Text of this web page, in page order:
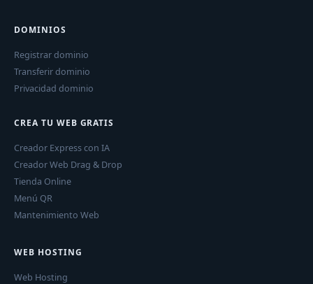
DOMINIOS
Registrar dominio
Transferir dominio
Privacidad dominio
CREA TU WEB GRATIS
Creador Express con IA
Creador Web Drag & Drop
Tienda Online
Menú QR
Mantenimiento Web
WEB HOSTING
Web Hosting